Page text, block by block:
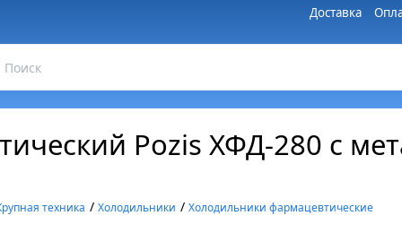
Доставка
Pozis ХФД-280 с
техника /Холодильники /Холодильники фармацевтические